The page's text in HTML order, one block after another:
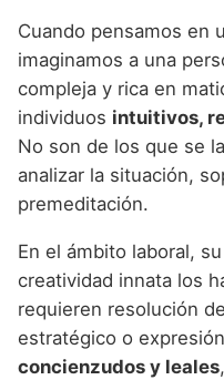
Cuando pensamos en
imaginamos a una
compleja y rica en
individuos intuitivos,
No son de los que se
analizar la situación,
premeditación.
En el ámbito laboral,
creatividad innata los
requieren resolución
estratégico o
concienzudos y leales